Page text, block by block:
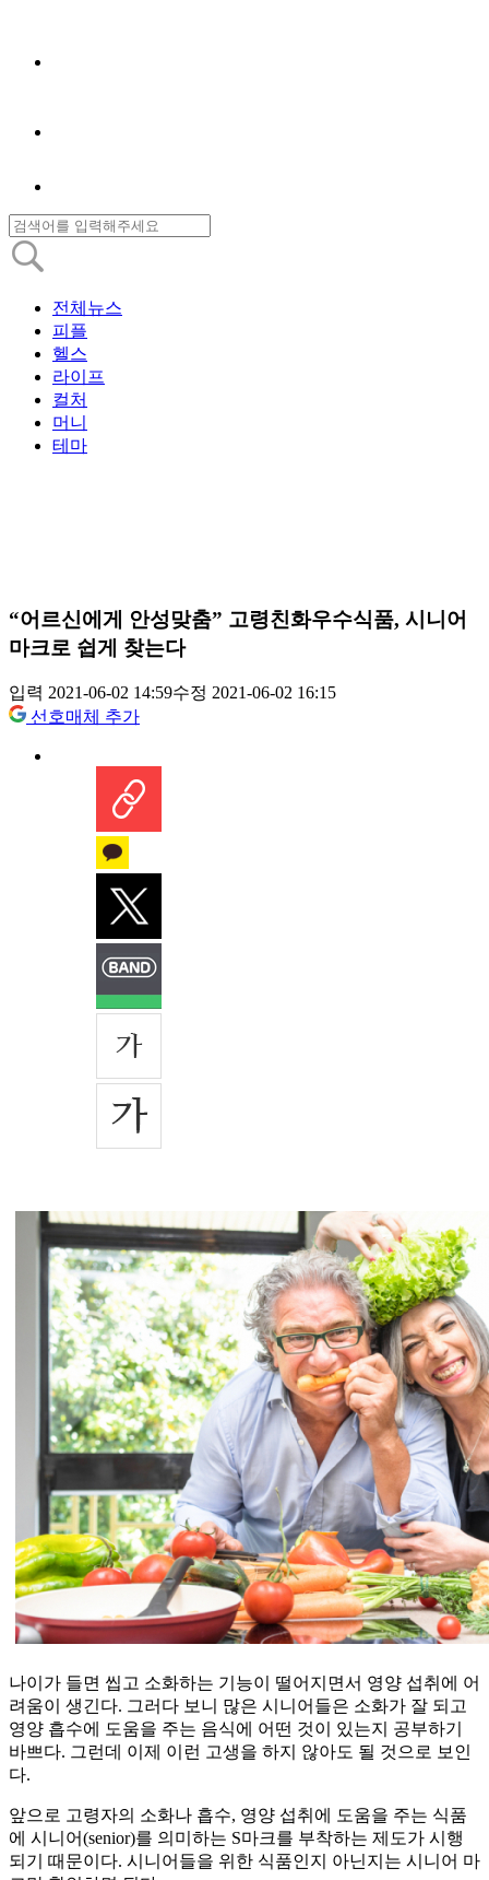
전체뉴스
피플
헬스
라이프
컬처
머니
테마
“어르신에게 안성맞춤” 고령친화우수식품, 시니어
마크로 쉽게 찾는다
입력 2021-06-02 14:59수정 2021-06-02 16:15
선호매체 추가
나이가 들면 씹고 소화하는 기능이 떨어지면서 영양 섭취에 어
려움이 생긴다. 그러다 보니 많은 시니어들은 소화가 잘 되고
영양 흡수에 도움을 주는 음식에 어떤 것이 있는지 공부하기
바쁘다. 그런데 이제 이런 고생을 하지 않아도 될 것으로 보인
다.
앞으로 고령자의 소화나 흡수, 영양 섭취에 도움을 주는 식품
에 시니어(senior)를 의미하는 S마크를 부착하는 제도가 시행
되기 때문이다. 시니어들을 위한 식품인지 아닌지는 시니어 마